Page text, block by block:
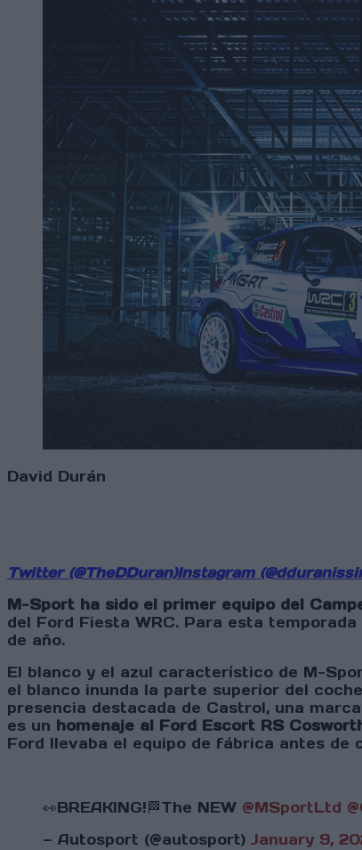
David Durán
Twitter (@TheDDuran)Instagram
M-Sport ha sido el primer equipo del
del Ford Fiesta WRC. Para esta
de año.
El blanco y el azul característico de M-
el blanco inunda la parte superior del
presencia destacada de Castrol, una
es un homenaje al Ford Escort RS
Ford llevaba el equipo de fábrica antes de
👀BREAKING!🏁The NEW @MSportLtd
— Autosport (@autosport) January 9,